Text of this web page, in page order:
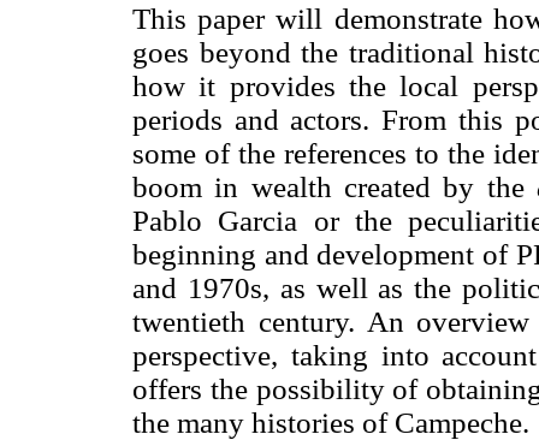
This paper will demonstrate
goes beyond the traditional
how it provides the local
periods and actors. From this
some of the references to the
boom in wealth created by the
Pablo Garcia or the
beginning and development of
and 1970s, as well as the
twentieth century. An
perspective, taking into
offers the possibility of
the many histories of Campeche.